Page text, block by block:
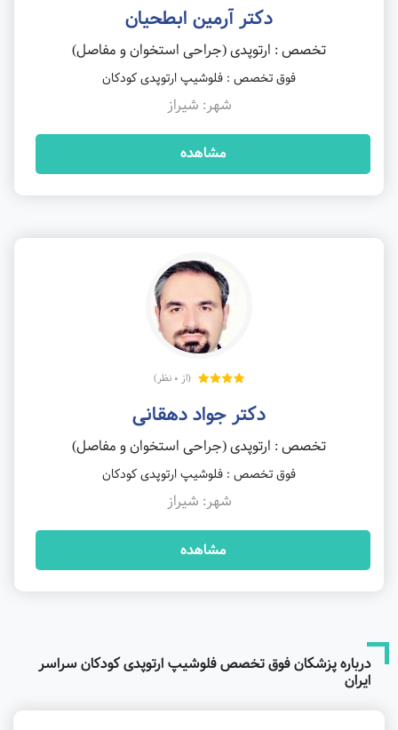
دکتر آرمین ابطحیان
تخصص : ارتوپدی (جراحی استخوان و مفاصل)
فوق تخصص : فلوشیپ ارتوپدی کودکان
شهر: شیراز
مشاهده
(از 0 نظر)
دکتر جواد دهقانی
تخصص : ارتوپدی (جراحی استخوان و مفاصل)
فوق تخصص : فلوشیپ ارتوپدی کودکان
شهر: شیراز
مشاهده
درباره پزشکان فوق تخصص فلوشیپ ارتوپدی کودکان سراسر
ایران